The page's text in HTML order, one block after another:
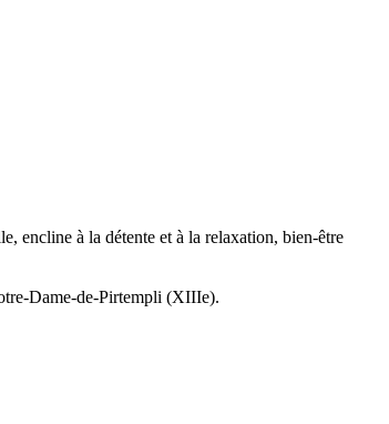
encline à la détente et à la relaxation, bien-être
Dame-de-Pirtempli (XIIIe).